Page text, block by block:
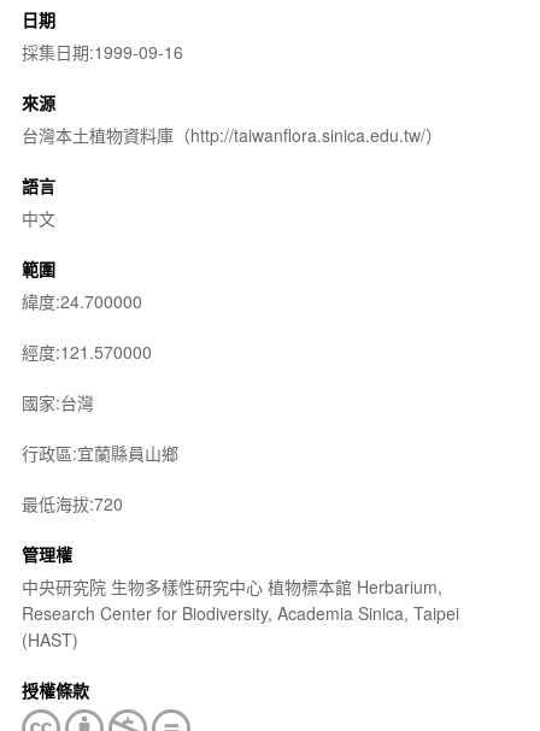
日期
採集日期:1999-09-16
來源
台灣本土植物資料庫（http://taiwanflora.sinica.edu.tw/）
語言
中文
範圍
緯度:24.700000
經度:121.570000
國家:台灣
行政區:宜蘭縣員山鄉
最低海拔:720
管理權
中央研究院 生物多樣性研究中心 植物標本館 Herbarium,
Research Center for Biodiversity, Academia Sinica, Taipei
(HAST)
授權條款